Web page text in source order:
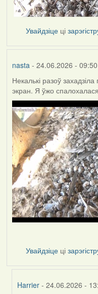
Увайдзіце ці
nasta- 24.06.2026 - 09:50
Некалькі разоў
экран. Я ўжо
Увайдзіце ці
Harrier - 24.06.2026 -